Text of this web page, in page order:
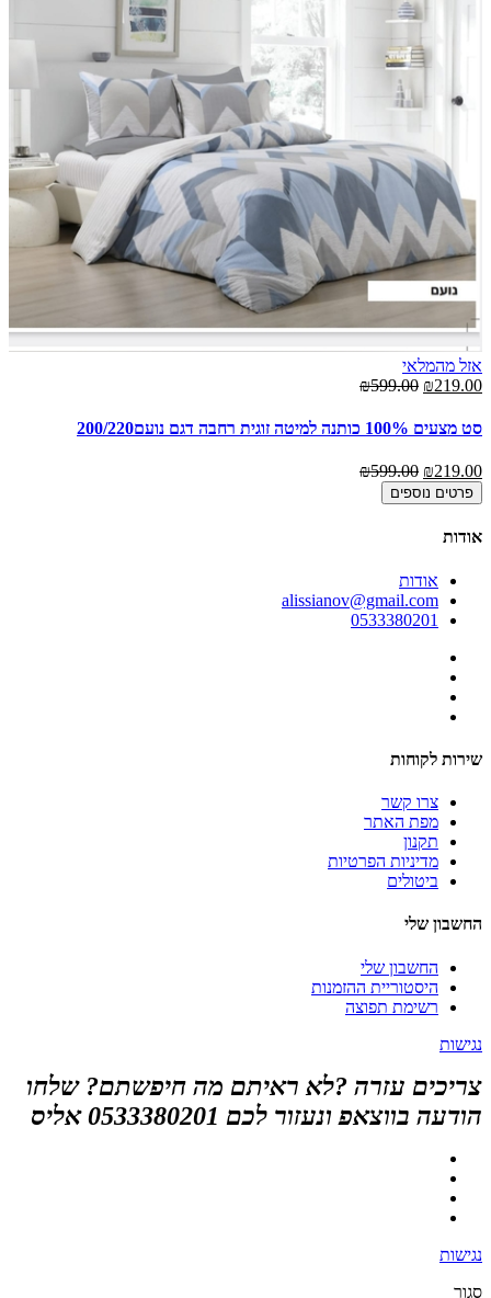
אזל מהמלאי
₪219.00
₪599.00
סט מצעים 100% כותנה למיטה זוגית רחבה דגם נועם200/220
₪219.00
₪599.00
פרטים נוספים
אודות
אודות
alissianov@gmail.com
0533380201
שירות לקוחות
צרו קשר
מפת האתר
תקנון
מדיניות הפרטיות
ביטולים
החשבון שלי
החשבון שלי
היסטוריית ההזמנות
רשימת תפוצה
נגישות
צריכים עזרה ?לא ראיתם מה חיפשתם? שלחו
הודעה בווצאפ ונעזור לכם 0533380201 אליס
נגישות
סגור